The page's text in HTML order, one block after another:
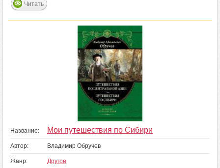
Читать
Название: Мои путешествия по Сибири
Автор: Владимир Обручев
Жанр: Другое